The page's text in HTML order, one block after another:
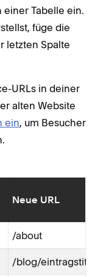
einer Tabelle ein.
füge die
letzten Spalte
URLs in deiner
alten Website
ein, um Besucher
Neue URL
/about
/blog/eintragstitel